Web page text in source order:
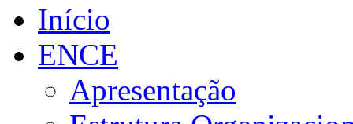
Início
ENCE
Apresentação